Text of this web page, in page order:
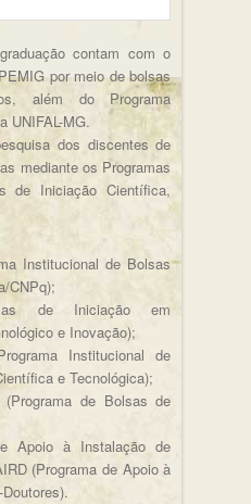
contam com o
por meio de bolsas
além do Programa
UNIFAL-MG.
dos discentes de
mediante os Programas
de Iniciação Científica,
Institucional de Bolsas
CNPq);
de Iniciação em
e Inovação);
Institucional de
e Tecnológica);
(Programa de Bolsas de
Apoio à Instalação de
(Programa de Apoio à